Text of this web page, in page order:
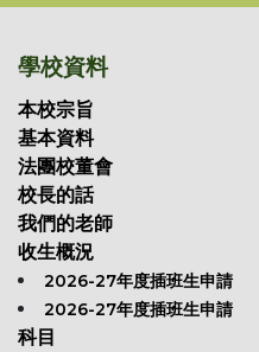
學校資料
本校宗旨
基本資料
法團校董會
校長的話
我們的老師
收生概況
2026-27年度插班生申請
2026-27年度插班生申請
科目